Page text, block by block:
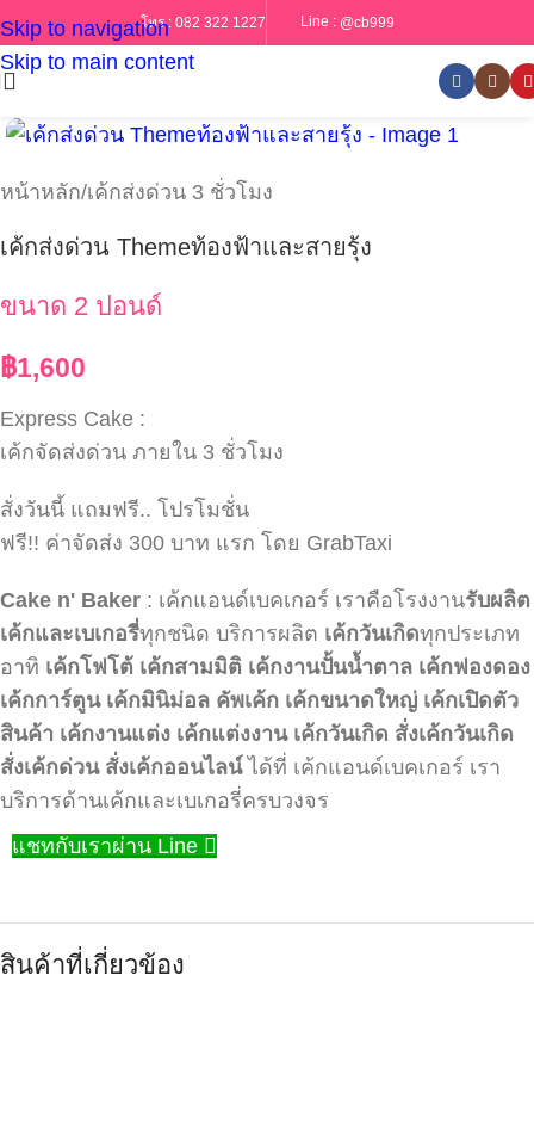
Skip to navigation
Skip to main content
โทร : 082 322 1227 Line : @cb999
หน้าหลัก/เค้กส่งด่วน 3 ชั่วโมง
เค้กส่งด่วน Themeท้องฟ้าและสายรุ้ง
ขนาด 2 ปอนด์
฿1,600
Express Cake :
เค้กจัดส่งด่วน ภายใน 3 ชั่วโมง
สั่งวันนี้ แถมฟรี.. โปรโมชั่น
ฟรี!! ค่าจัดส่ง 300 บาท แรก โดย GrabTaxi
Cake n' Baker : เค้กแอนด์เบคเกอร์ เราคือโรงงานรับผลิต
เค้กและเบเกอรี่ทุกชนิด บริการผลิต เค้กวันเกิดทุกประเภท
อาทิ เค้กโฟโต้ เค้กสามมิติ เค้กงานปั้นน้ำตาล เค้กฟองดอง
เค้กการ์ตูน เค้กมินิม่อล คัพเค้ก เค้กขนาดใหญ่ เค้กเปิดตัว
สินค้า เค้กงานแต่ง เค้กแต่งงาน เค้กวันเกิด สั่งเค้กวันเกิด
สั่งเค้กด่วน สั่งเค้กออนไลน์ได้ที่ เค้กแอนด์เบคเกอร์ เรา
บริการด้านเค้กและเบเกอรี่ครบวงจร
แชทกับเราผ่าน Line
สินค้าที่เกี่ยวข้อง